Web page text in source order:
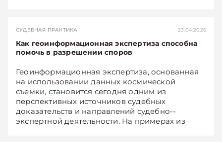
СУДЕБНАЯ ПРАКТИКА 23.04.2026
Как геоинформационная экспертиза способна
помочь в разрешении споров
Геоинформационная экспертиза, основанная
на использовании данных космической
съемки, становится сегодня одним из
перспективных источников судебных
доказательств и направлений судебно-­
экспертной деятельности. На примерах из